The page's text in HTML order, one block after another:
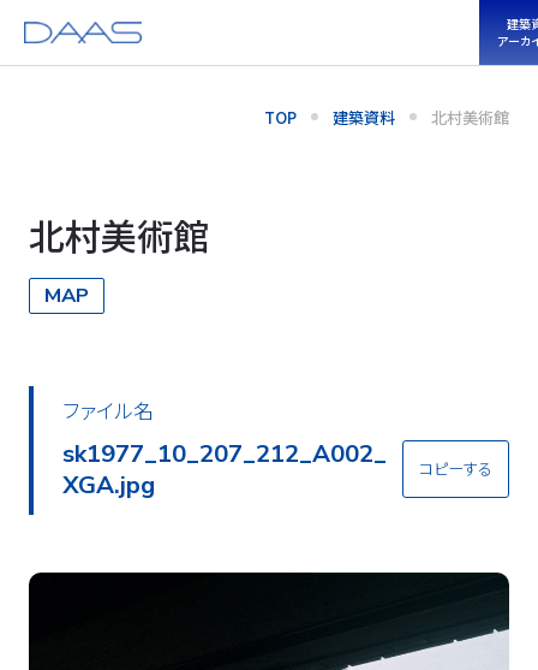
建築
アーカ
TOP 建築資料 北村美術館
北村美術館
MAP
ファイル名
sk1977_10_207_212_A002_
XGA.jpg
コピーする